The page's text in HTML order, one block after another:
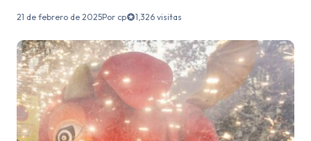
21 de febrero de 2025Por cp 1,326 visitas